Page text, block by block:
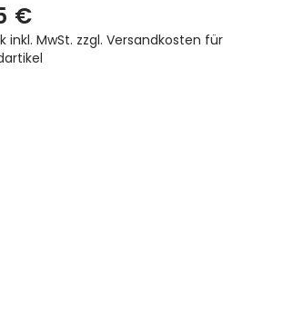
€
inkl. MwSt. zzgl. Versandkosten für